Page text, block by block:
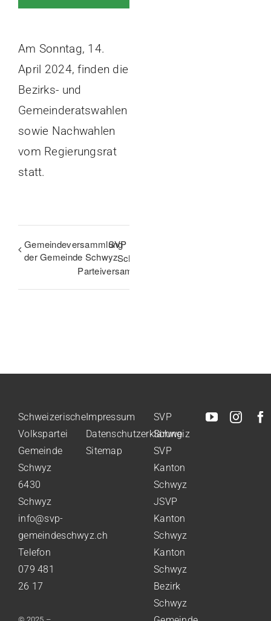
Am Sonntag, 14.
April 2024, finden die
Bezirks- und
Gemeinderatswahlen
sowie Nachwahlen
vom Regierungsrat
statt.
Gemeindeversammlung
der Gemeinde Schwyz
SVP Kanton
Schwyz –
Parteiversammlung
Schweizerische
Volkspartei
Gemeinde
Schwyz
6430
Schwyz
info@svp-
gemeindeschwyz.ch
Telefon
079 481
26 17
Impressum
Datenschutzerklärung
Sitemap
SVP
Schweiz
SVP
Kanton
Schwyz
JSVP
Kanton
Schwyz
Kanton
Schwyz
Bezirk
Schwyz